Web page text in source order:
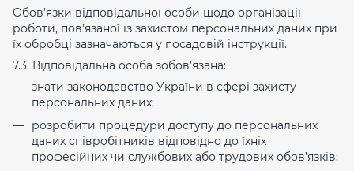
Обов’язки відповідальної особи щодо організації
роботи, пов’язаної із захистом персональних даних при
їх обробці зазначаються у посадовій інструкції.
7.3. Відповідальна особа зобов’язана:
знати законодавство України в сфері захисту
персональних даних;
розробити процедури доступу до персональних
даних співробітників відповідно до їхніх
професійних чи службових або трудових обов’язків;